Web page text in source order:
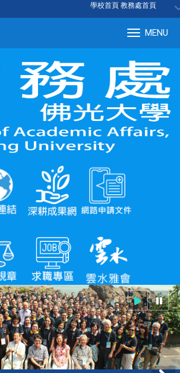
學校首頁 教務處首頁
MENU